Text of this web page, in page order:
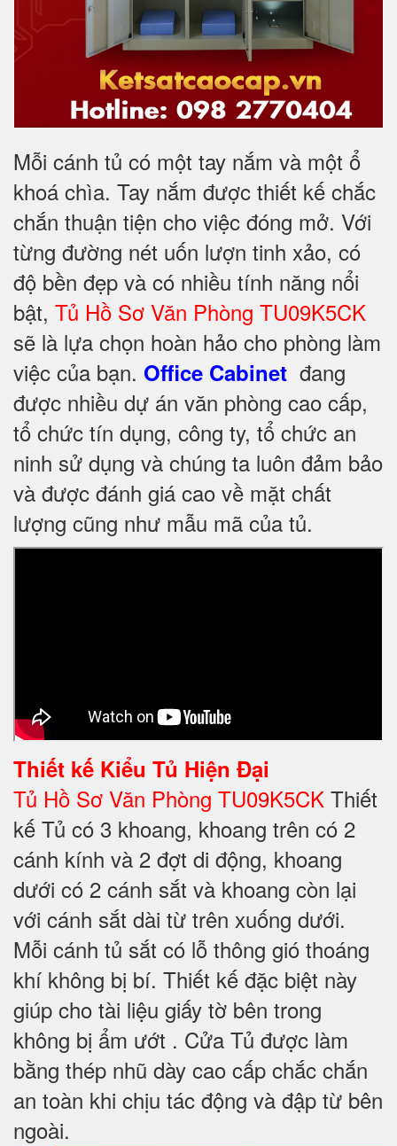
Mỗi cánh tủ có một tay nắm và một ổ
khoá chìa. Tay nắm được thiết kế chắc
chắn thuận tiện cho việc đóng mở. Với
từng đường nét uốn lượn tinh xảo, có
độ bền đẹp và có nhiều tính năng nổi
bật, Tủ Hồ Sơ Văn Phòng TU09K5CK
sẽ là lựa chọn hoàn hảo cho phòng làm
việc của bạn. Office Cabinet đang
được nhiều dự án văn phòng cao cấp,
tổ chức tín dụng, công ty, tổ chức an
ninh sử dụng và chúng ta luôn đảm bảo
và được đánh giá cao về mặt chất
lượng cũng như mẫu mã của tủ.
Thiết kế Kiểu Tủ Hiện Đại
Tủ Hồ Sơ Văn Phòng TU09K5CK Thiết
kế Tủ có 3 khoang, khoang trên có 2
cánh kính và 2 đợt di động, khoang
dưới có 2 cánh sắt và khoang còn lại
với cánh sắt dài từ trên xuống dưới.
Mỗi cánh tủ sắt có lỗ thông gió thoáng
khí không bị bí. Thiết kế đặc biệt này
giúp cho tài liệu giấy tờ bên trong
không bị ẩm ướt . Cửa Tủ được làm
bằng thép nhũ dày cao cấp chắc chắn
an toàn khi chịu tác động và đập từ bên
ngoài.